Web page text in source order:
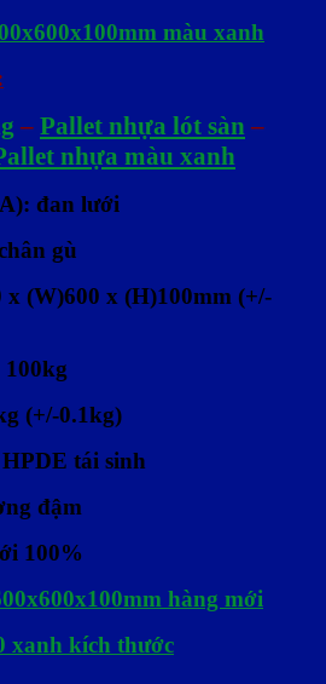
– Pallet nhựa lót sàn –
nhựa màu xanh
đan lưới
gù
(W)600 x (H)100mm (+/-
(+/-0.1kg)
tái sinh
đậm
100%